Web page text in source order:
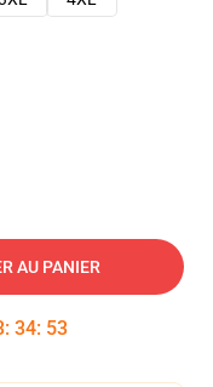
AU PANIER
: 34: 53